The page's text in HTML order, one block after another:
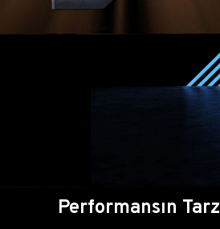
Performansın